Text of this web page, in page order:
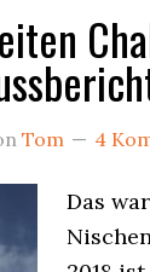
Tom 4
Das